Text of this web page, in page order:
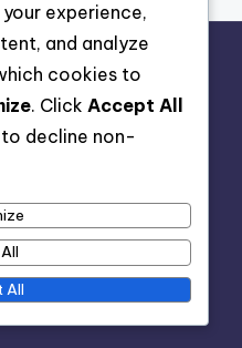
experience,
and analyze
cookies to
. Click Accept All
to decline non-
All